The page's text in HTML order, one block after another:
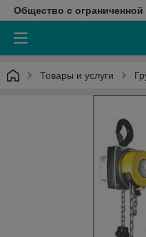
Общество с
Товары и услуги